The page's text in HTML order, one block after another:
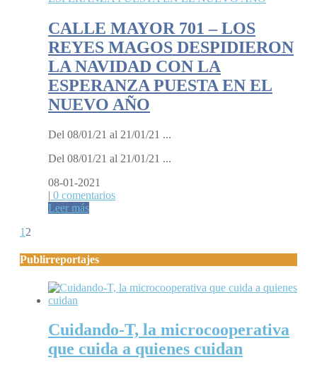
CALLE MAYOR 701 – LOS
REYES MAGOS DESPIDIERON
LA NAVIDAD CON LA
ESPERANZA PUESTA EN EL
NUEVO AÑO
Del 08/01/21 al 21/01/21 ...
Del 08/01/21 al 21/01/21 ...
08-01-2021
| 0 comentarios
Leer más
1 2
Publirreportajes
Cuidando-T, la microcooperativa
que cuida a quienes cuidan